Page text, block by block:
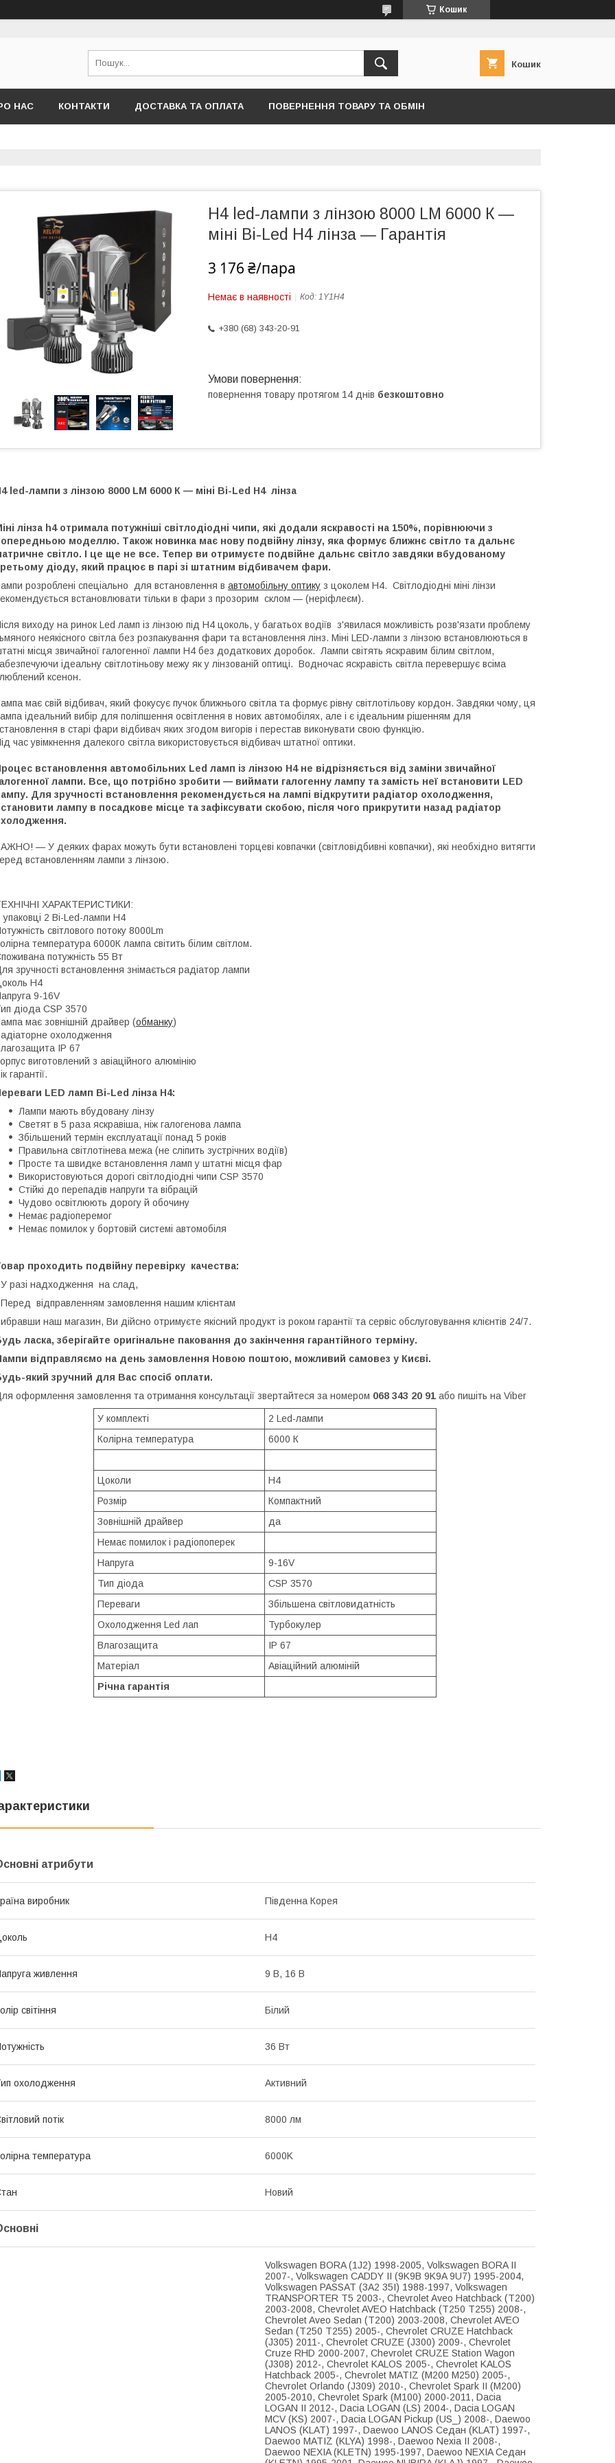
Кошик
Кошик
НАС КОНТАКТИ ДОСТАВКА ТА ОПЛАТА ПОВЕРНЕННЯ ТОВАРУ ТА ОБМІН
H4 led-лампи з лінзою 8000 LM 6000 К —
міні Bi-Led H4 лінза — Гарантія
3 176 ₴/пара
Немає в наявності Код: 1Y1H4
+380 (68) 343-20-91
повернення товару протягом 14 днів безкоштовно
led-лампи з лінзою 8000 LM 6000 К — міні Bi-Led H4 лінза
лінза h4 отримала потужніші світлодіодні чипи, які додали яскравості на 150%, порівнюючи з
моделлю. Також новинка має нову подвійну лінзу, яка формує ближнє світло та дальнє
світло. І це ще не все. Тепер ви отримуєте подвійне дальнє світло завдяки вбудованому
діоду, який працює в парі зі штатним відбивачем фари.
розроблені спеціально для встановлення в автомобільну оптику з цоколем H4. Світлодіодні міні лінзи
встановлювати тільки в фари з прозорим склом — (неріфлеєм).
виходу на ринок Led ламп із лінзою під H4 цоколь, у багатьох водіїв з'явилася можливість розв'язати проблему
неякісного світла без розпакування фари та встановлення лінз. Міні LED-лампи з лінзою встановлюються в
місця звичайної галогенної лампи Н4 без додаткових доробок. Лампи світять яскравим білим світлом,
ідеальну світлотіньову межу як у лінзованій оптиці. Водночас яскравість світла перевершує всіма
ксенон.
має свій відбивач, який фокусує пучок ближнього світла та формує рівну світлотільову кордон. Завдяки чому, ця
ідеальний вибір для поліпшення освітлення в нових автомобілях, але і є ідеальним рішенням для
в старі фари відбивач яких згодом вигорів і перестав виконувати свою функцію.
час увімкнення далекого світла використовується відбивач штатної оптики.
встановлення автомобільних Led ламп із лінзою Н4 не відрізняється від заміни звичайної
лампи. Все, що потрібно зробити — виймати галогенну лампу та замість неї встановити LED
Для зручності встановлення рекомендується на лампі відкрутити радіатор охолодження,
лампу в посадкове місце та зафіксувати скобою, після чого прикрутити назад радіатор
— У деяких фарах можуть бути встановлені торцеві ковпачки (світловідбивні ковпачки), які необхідно витягти
встановленням лампи з лінзою.
ХАРАКТЕРИСТИКИ:
упаковці 2 Bi-Led-лампи Н4
світлового потоку 8000Lm
температура 6000К лампа світить білим світлом.
потужність 55 Вт
зручності встановлення знімається радіатор лампи
Н4
9-16V
діода CSP 3570
має зовнішній драйвер (обманку)
охолодження
IP 67
виготовлений з авіаційного алюмінію
гарантії.
LED ламп Bi-Led лінза H4:
Лампи мають вбудовану лінзу
Светят в 5 раза яскравіша, ніж галогенова лампа
Збільшений термін експлуатації понад 5 років
Правильна світлотінева межа (не сліпить зустрічних водіїв)
Просте та швидке встановлення ламп у штатні місця фар
Використовуються дорогі світлодіодні чипи CSP 3570
Стійкі до перепадів напруги та вібрацій
Чудово освітлюють дорогу й обочину
Немає радіоперемог
Немає помилок у бортовій системі автомобіля
проходить подвійну перевірку качества:
разі надходження на слад,
відправленням замовлення нашим клієнтам
наш магазин, Ви дійсно отримуєте якісний продукт із роком гарантії та сервіс обслуговування клієнтів 24/7.
ласка, зберігайте оригінальне паковання до закінчення гарантійного терміну.
відправляємо на день замовлення Новою поштою, можливий самовез у Києві.
який зручний для Вас спосіб оплати.
оформлення замовлення та отримання консультації звертайтеся за номером 068 343 20 91 або пишіть на Viber
У комплекті
2 Led-лампи
Колірна температура
6000 К
Цоколи
Н4
Розмір
Компактний
Зовнішній драйвер
да
Немає помилок і радіопоперек
Напруга
9-16V
Тип діода
CSP 3570
Переваги
Збільшена світловидатність
Охолодження Led лап
Турбокулер
Влагозащита
IP 67
Матеріал
Авіаційний алюміній
Річна гарантія
атрибути
виробник Південна Корея
H4
живлення 9 В, 16 В
світіння Білий
36 Вт
охолодження Активний
потік 8000 лм
температура 6000K
Новий
Volkswagen BORA (1J2) 1998-2005, Volkswagen BORA II
2007-, Volkswagen CADDY II (9K9B 9K9A 9U7) 1995-2004,
Volkswagen PASSAT (3A2 35I) 1988-1997, Volkswagen
TRANSPORTER T5 2003-, Chevrolet Aveo Hatchback (T200)
2003-2008, Chevrolet AVEO Hatchback (T250 T255) 2008-,
Chevrolet Aveo Sedan (T200) 2003-2008, Chevrolet AVEO
Sedan (T250 T255) 2005-, Chevrolet CRUZE Hatchback
(J305) 2011-, Chevrolet CRUZE (J300) 2009-, Chevrolet
Cruze RHD 2000-2007, Chevrolet CRUZE Station Wagon
(J308) 2012-, Chevrolet KALOS 2005-, Chevrolet KALOS
Hatchback 2005-, Chevrolet MATIZ (M200 M250) 2005-,
Chevrolet Orlando (J309) 2010-, Chevrolet Spark II (M200)
2005-2010, Chevrolet Spark (M100) 2000-2011, Dacia
LOGAN II 2012-, Dacia LOGAN (LS) 2004-, Dacia LOGAN
MCV (KS) 2007-, Dacia LOGAN Pickup (US_) 2008-, Daewoo
LANOS (KLAT) 1997-, Daewoo LANOS Седан (KLAT) 1997-,
Daewoo MATIZ (KLYA) 1998-, Daewoo Nexia II 2008-,
Daewoo NEXIA (KLETN) 1995-1997, Daewoo NEXIA Седан